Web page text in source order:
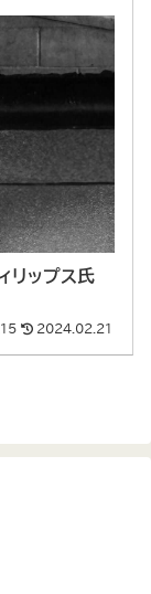
リップス氏
2024.02.21